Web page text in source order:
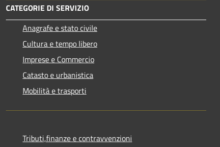
CATEGORIE DI SERVIZIO
Anagrafe e stato civile
Cultura e tempo libero
Imprese e Commercio
Catasto e urbanistica
Mobilità e trasporti
Tributi,finanze e contravvenzioni